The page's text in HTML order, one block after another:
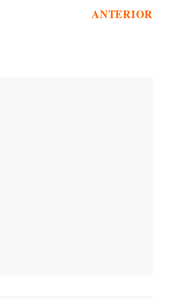
ANTERIOR